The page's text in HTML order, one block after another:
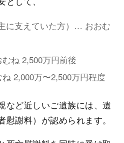
に支えていた方）… おおむ
ね 2,500万円前後
2,000万〜2,500万円程度
など近しいご遺族には、遺
謝料）が認められます。